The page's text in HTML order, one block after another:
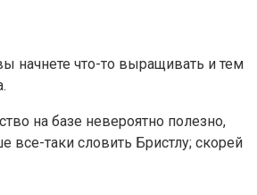
начнете что-то выращивать и тем
на базе невероятно полезно,
все-таки словить Бристлу; скорей